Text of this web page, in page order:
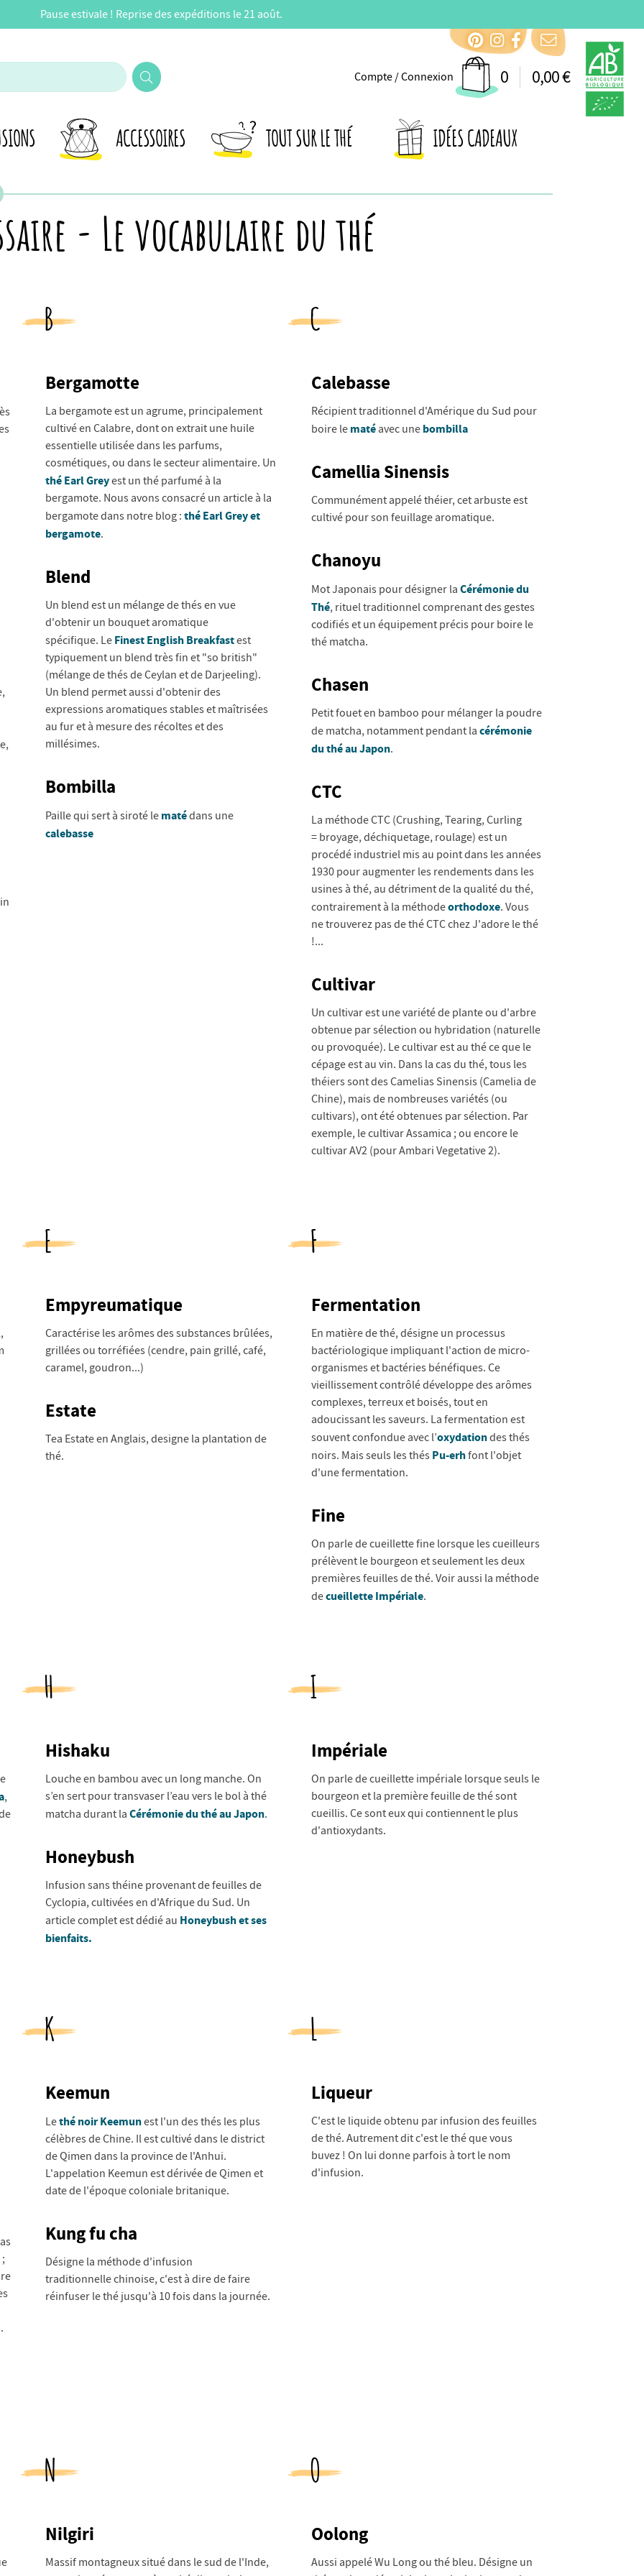
Pause estivale ! Reprise des expéditions le 21 août.
Compte / Connexion 0 0,00 €
ACCESSOIRES TOUT SUR LE THÉ IDÉES CADEAUX
- Le vocabulaire du thé
B
Bergamotte
La bergamote est un agrume, principalement
cultivé en Calabre, dont on extrait une huile
essentielle utilisée dans les parfums,
cosmétiques, ou dans le secteur alimentaire. Un
thé Earl Greyest un thé parfumé à la
bergamote. Nous avons consacré un article à la
bergamote dans notre blog :thé Earl Grey et
bergamote.
Blend
Un blend est un mélange de thés en vue
d'obtenir un bouquet aromatique
spécifique. Le Finest English Breakfastest
typiquement un blend très fin et "so british"
(mélange de thés de Ceylan et de Darjeeling).
Un blend permet aussi d'obtenir des
expressions aromatiques stables et maîtrisées
au fur et à mesure des récoltes et des
millésimes.
Bombilla
Paille qui sert à siroté le matédans une
calebasse
C
Calebasse
Récipient traditionnel d'Amérique du Sud pour
boire le matéavec une bombilla
Camellia Sinensis
Communément appelé théier, cet arbuste est
cultivé pour son feuillage aromatique.
Chanoyu
Mot Japonais pour désigner la Cérémonie du
Thé, rituel traditionnel comprenant des gestes
codifiés et un équipement précis pour boire le
thé matcha.
Chasen
Petit fouet en bamboo pour mélanger la poudre
de matcha, notamment pendant la cérémonie
du thé au Japon.
CTC
La méthode CTC (Crushing, Tearing, Curling
= broyage, déchiquetage, roulage) est un
procédé industriel mis au point dans les années
1930 pour augmenter les rendements dans les
usines à thé, au détriment de la qualité du thé,
contrairement à la méthodeorthodoxe. Vous
ne trouverez pas de thé CTC chez J'adore le thé
!...
Cultivar
Un cultivar est une variété de plante ou d'arbre
obtenue par sélection ou hybridation (naturelle
ou provoquée). Le cultivar est au thé ce que le
cépage est au vin. Dans la cas du thé, tous les
théiers sont des Camelias Sinensis (Camelia de
Chine), mais de nombreuses variétés (ou
cultivars), ont été obtenues par sélection. Par
exemple, le cultivar Assamica ; ou encore le
cultivar AV2 (pour Ambari Vegetative 2).
E
Empyreumatique
Caractérise les arômes des substances brûlées,
grillées ou torréfiées (cendre, pain grillé, café,
caramel, goudron...)
Estate
Tea Estate en Anglais, designe la plantation de
thé.
F
Fermentation
En matière de thé, désigne un processus
bactériologique impliquant l'action de micro-
organismes et bactéries bénéfiques. Ce
vieillissement contrôlé développe des arômes
complexes, terreux et boisés, tout en
adoucissant les saveurs. La fermentation est
souvent confondue avec l’oxydationdes thés
noirs. Mais seuls les thés Pu-erhfont l'objet
d'une fermentation.
Fine
On parle de cueillette fine lorsque les cueilleurs
prélèvent le bourgeon et seulement les deux
premières feuilles de thé. Voir aussi la méthode
decueillette Impériale.
,
H
Hishaku
Louche en bambou avec un long manche. On
s’en sert pour transvaser l’eau vers le bol à thé
matcha durant laCérémonie du thé au Japon.
Honeybush
Infusion sans théine provenant de feuilles de
Cyclopia, cultivées en d'Afrique du Sud. Un
article complet est dédié au Honeybush et ses
bienfaits.
I
Impériale
On parle de cueillette impériale lorsque seuls le
bourgeon et la première feuille de thé sont
cueillis. Ce sont eux qui contiennent le plus
d'antioxydants.
K
Keemun
Lethé noir Keemunest l'un des thés les plus
célèbres de Chine. Il est cultivé dans le district
de Qimen dans la province de l'Anhui.
L'appelation Keemun est dérivée de Qimen et
date de l'époque coloniale britanique.
Kung fu cha
Désigne la méthode d'infusion
traditionnelle chinoise, c'est à dire de faire
réinfuser le thé jusqu'à 10 fois dans la journée.
L
Liqueur
C'est le liquide obtenu par infusion des feuilles
de thé. Autrement dit c'est le thé que vous
buvez ! On lui donne parfois à tort le nom
d'infusion.
N
Nilgiri
Massif montagneux situé dans le sud de l'Inde,
O
Oolong
Aussi appelé Wu Long ou thé bleu. Désigne un